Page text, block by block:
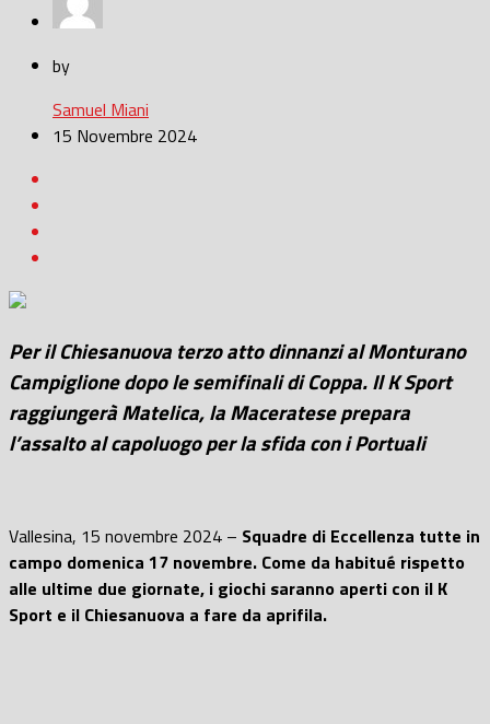
by
Samuel Miani
15 Novembre 2024
Per il Chiesanuova terzo atto dinnanzi al Monturano
Campiglione dopo le semifinali di Coppa. Il K Sport
raggiungerà Matelica, la Maceratese prepara
l’assalto al capoluogo per la sfida con i Portuali
Vallesina, 15 novembre 2024 – Squadre di Eccellenza tutte in
campo domenica 17 novembre. Come da habitué rispetto
alle ultime due giornate, i giochi saranno aperti con il K
Sport e il Chiesanuova a fare da aprifila.